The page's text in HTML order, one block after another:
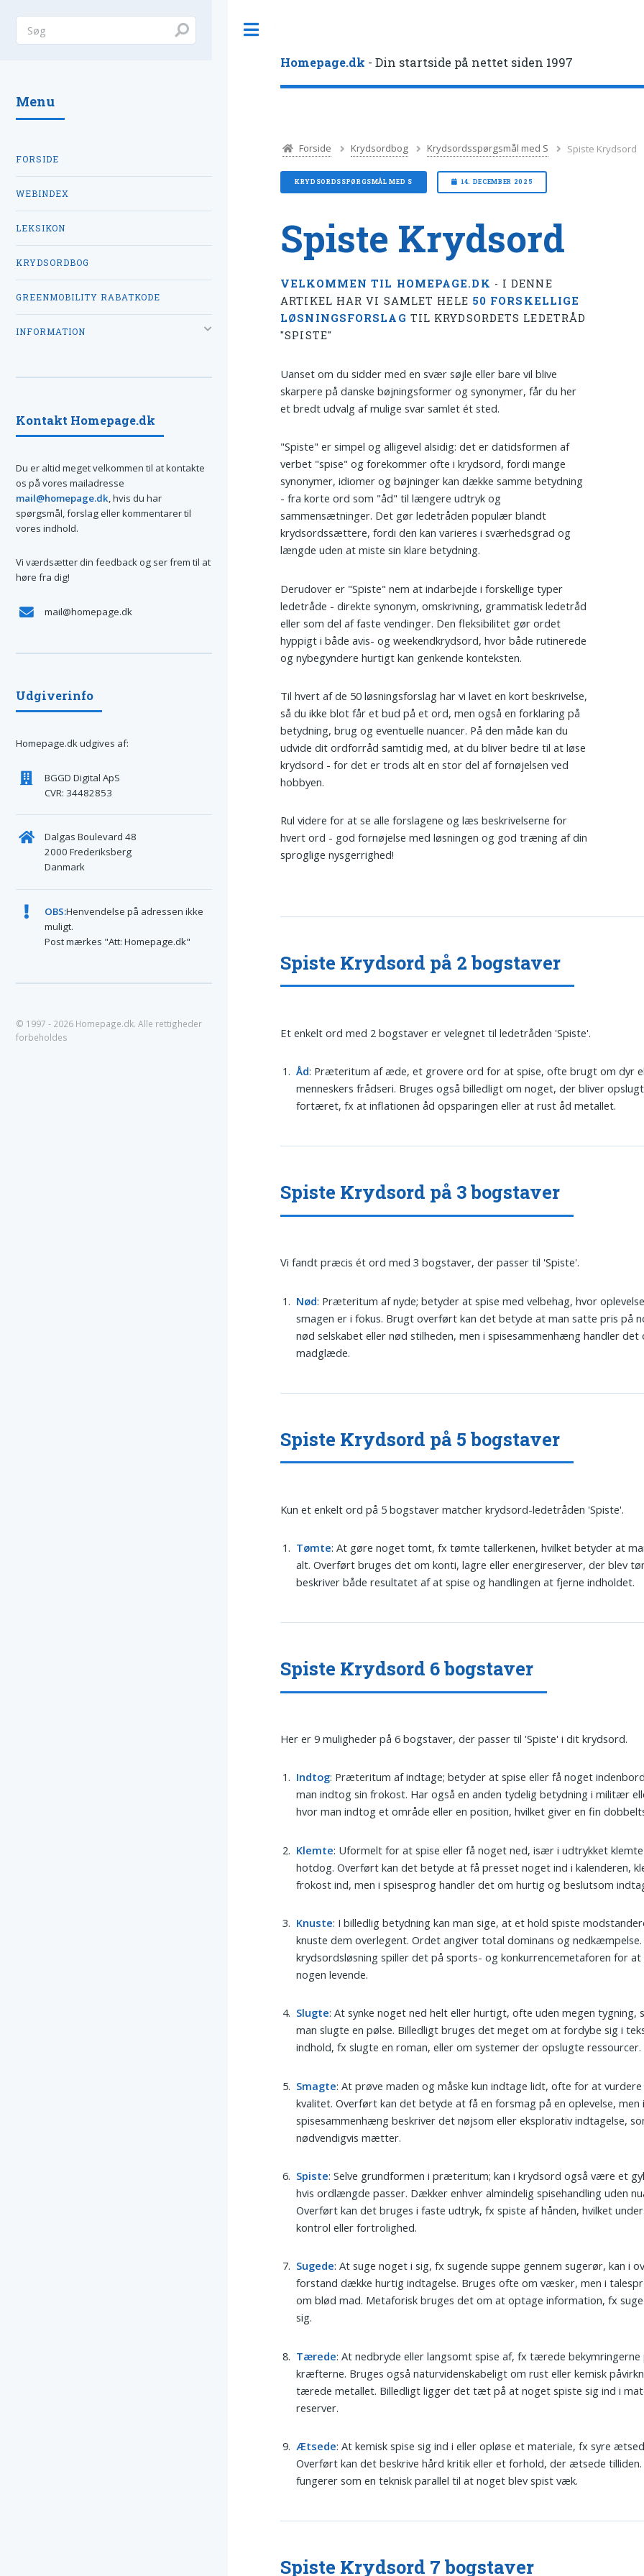
Homepage.dk - Din startside på nettet siden 1997
Forside Krydsordbog Krydsordsspørgsmål med S Spiste Krydsord
KRYDSORDSSPØRGSMÅL MED S 14. DECEMBER 2025
Spiste Krydsord
VELKOMMEN TIL HOMEPAGE.DK - I DENNE
ARTIKEL HAR VI SAMLET HELE 50 FORSKELLIGE
LØSNINGSFORSLAG TIL KRYDSORDETS LEDETRÅD
"SPISTE"
Uanset om du sidder med en svær søjle eller bare vil blive
skarpere på danske bøjningsformer og synonymer, får du her
et bredt udvalg af mulige svar samlet ét sted.
"Spiste" er simpel og alligevel alsidig: det er datidsformen af
verbet "spise" og forekommer ofte i krydsord, fordi mange
synonymer, idiomer og bøjninger kan dække samme betydning
- fra korte ord som "åd" til længere udtryk og
sammensætninger. Det gør ledetråden populær blandt
krydsordssættere, fordi den kan varieres i sværhedsgrad og
længde uden at miste sin klare betydning.
Derudover er "Spiste" nem at indarbejde i forskellige typer
ledetråde - direkte synonym, omskrivning, grammatisk ledetråd
eller som del af faste vendinger. Den fleksibilitet gør ordet
hyppigt i både avis- og weekendkrydsord, hvor både rutinerede
og nybegyndere hurtigt kan genkende konteksten.
Til hvert af de 50 løsningsforslag har vi lavet en kort beskrivelse,
så du ikke blot får et bud på et ord, men også en forklaring på
betydning, brug og eventuelle nuancer. På den måde kan du
udvide dit ordforråd samtidig med, at du bliver bedre til at løse
krydsord - for det er trods alt en stor del af fornøjelsen ved
hobbyen.
Rul videre for at se alle forslagene og læs beskrivelserne for
hvert ord - god fornøjelse med løsningen og god træning af din
sproglige nysgerrighed!
Spiste Krydsord på 2 bogstaver
Et enkelt ord med 2 bogstaver er velegnet til ledetråden 'Spiste'.
Åd: Præteritum af æde, et grovere ord for at spise, ofte brugt om dyr
menneskers frådseri. Bruges også billedligt om noget, der bliver
fortæret, fx at inflationen åd opsparingen eller at rust åd metallet.
Spiste Krydsord på 3 bogstaver
Vi fandt præcis ét ord med 3 bogstaver, der passer til 'Spiste'.
Nød: Præteritum af nyde; betyder at spise med velbehag, hvor
smagen er i fokus. Brugt overført kan det betyde at man satte pris på
nød selskabet eller nød stilheden, men i spisesammenhæng handler det
madglæde.
Spiste Krydsord på 5 bogstaver
Kun et enkelt ord på 5 bogstaver matcher krydsord-ledetråden 'Spiste'.
Tømte: At gøre noget tomt, fx tømte tallerkenen, hvilket betyder at
alt. Overført bruges det om konti, lagre eller energireserver, der blev
beskriver både resultatet af at spise og handlingen at fjerne indholdet.
Spiste Krydsord 6 bogstaver
Her er 9 muligheder på 6 bogstaver, der passer til 'Spiste' i dit krydsord.
Indtog: Præteritum af indtage; betyder at spise eller få noget
man indtog sin frokost. Har også en anden tydelig betydning i militær
hvor man indtog et område eller en position, hvilket giver en fin
Klemte: Uformelt for at spise eller få noget ned, især i udtrykket
hotdog. Overført kan det betyde at få presset noget ind i kalenderen,
frokost ind, men i spisesprog handler det om hurtig og beslutsom
Knuste: I billedlig betydning kan man sige, at et hold spiste
knuste dem overlegent. Ordet angiver total dominans og nedkæmpelse.
krydsordsløsning spiller det på sports- og konkurrencemetaforen for
nogen levende.
Slugte: At synke noget ned helt eller hurtigt, ofte uden megen tygning,
man slugte en pølse. Billedligt bruges det meget om at fordybe sig i
indhold, fx slugte en roman, eller om systemer der opslugte ressourcer.
Smagte: At prøve maden og måske kun indtage lidt, ofte for at
kvalitet. Overført kan det betyde at få en forsmag på en oplevelse, men i
spisesammenhæng beskriver det nøjsom eller eksplorativ indtagelse,
nødvendigvis mætter.
Spiste: Selve grundformen i præteritum; kan i krydsord også være et
hvis ordlængde passer. Dækker enhver almindelig spisehandling uden
Overført kan det bruges i faste udtryk, fx spiste af hånden, hvilket
kontrol eller fortrolighed.
Sugede: At suge noget i sig, fx sugende suppe gennem sugerør, kan i
forstand dække hurtig indtagelse. Bruges ofte om væsker, men i
om blød mad. Metaforisk bruges det om at optage information, fx
sig.
Tærede: At nedbryde eller langsomt spise af, fx tærede bekymringerne
kræfterne. Bruges også naturvidenskabeligt om rust eller kemisk
tærede metallet. Billedligt ligger det tæt på at noget spiste sig ind i
reserver.
Ætsede: At kemisk spise sig ind i eller opløse et materiale, fx syre
Overført kan det beskrive hård kritik eller et forhold, der ætsede
fungerer som en teknisk parallel til at noget blev spist væk.
Spiste Krydsord 7 bogstaver
Menu
FORSIDE
WEBINDEX
LEKSIKON
KRYDSORDBOG
GREENMOBILITY RABATKODE
INFORMATION
Kontakt Homepage.dk
Du er altid meget velkommen til at kontakte
os på vores mailadresse
mail@homepage.dk, hvis du har
spørgsmål, forslag eller kommentarer til
vores indhold.
Vi værdsætter din feedback og ser frem til at
høre fra dig!
mail@homepage.dk
Udgiverinfo
Homepage.dk udgives af:
BGGD Digital ApS
CVR: 34482853
Dalgas Boulevard 48
2000 Frederiksberg
Danmark
OBS:Henvendelse på adressen ikke
muligt.
Post mærkes "Att: Homepage.dk"
© 1997 - 2026 Homepage.dk. Alle rettigheder
forbeholdes